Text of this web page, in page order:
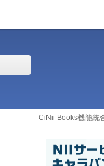
CiNii Books機能統